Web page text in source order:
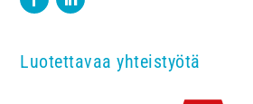
Luotettavaa yhteistyötä